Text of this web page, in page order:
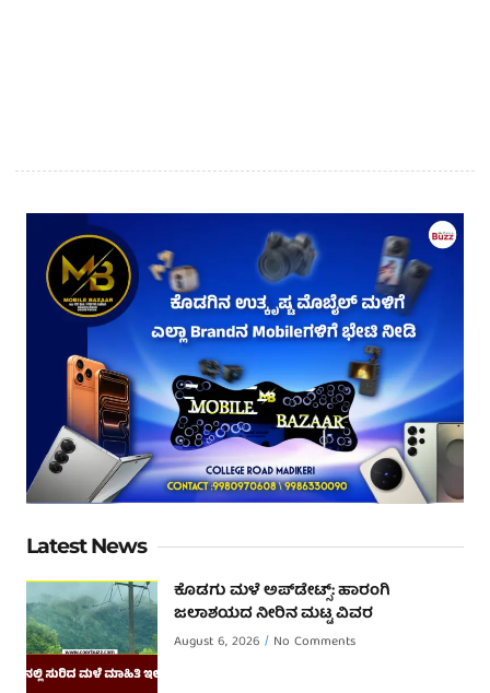
Latest News
ಕೊಡಗು ಮಳೆ ಅಪ್‌ಡೇಟ್ಸ್: ಹಾರಂಗಿ
ಜಲಾಶಯದ ನೀರಿನ ಮಟ್ಟ ವಿವರ
August 6, 2026 No Comments